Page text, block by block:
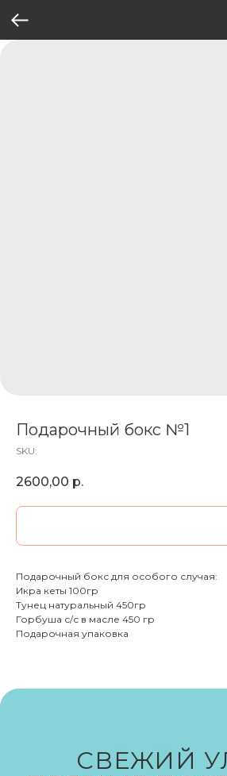
Подарочный бокс №1
SKU:
2600,00 р.
Подарочный бокс для особого случая:
Икра кеты 100гр
Тунец натуральный 450гр
Горбуша с/с в масле 450 гр
Подарочная упаковка
СВЕЖИЙСМОТРЕТЬ